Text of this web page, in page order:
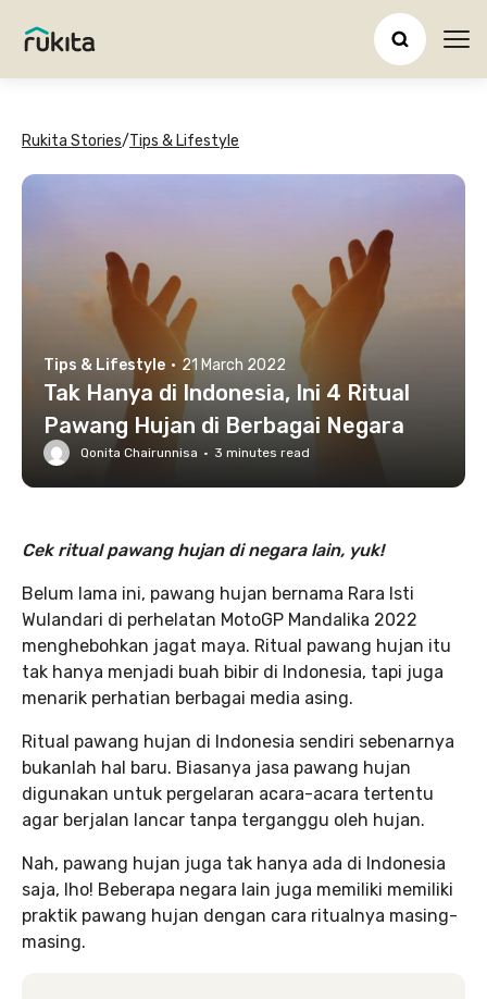
Rukita Stories/Tips & Lifestyle
Tips & Lifestyle · 21 March 2022
Tak Hanya di Indonesia, Ini 4 Ritual
Pawang Hujan di Berbagai Negara
Qonita Chairunnisa · 3 minutes read
Cek ritual pawang hujan di negara lain, yuk!
Belum lama ini, pawang hujan bernama Rara Isti
Wulandari di perhelatan MotoGP Mandalika 2022
menghebohkan jagat maya. Ritual pawang hujan itu
tak hanya menjadi buah bibir di Indonesia, tapi juga
menarik perhatian berbagai media asing.
Ritual pawang hujan di Indonesia sendiri sebenarnya
bukanlah hal baru. Biasanya jasa pawang hujan
digunakan untuk pergelaran acara-acara tertentu
agar berjalan lancar tanpa terganggu oleh hujan.
Nah, pawang hujan juga tak hanya ada di Indonesia
saja, lho! Beberapa negara lain juga memiliki memiliki
praktik pawang hujan dengan cara ritualnya masing-
masing.